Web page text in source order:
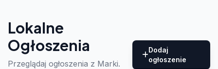
Lokalne
Ogłoszenia
Przeglądaj ogłoszenia z Marki.
Dodaj
ogłoszenie